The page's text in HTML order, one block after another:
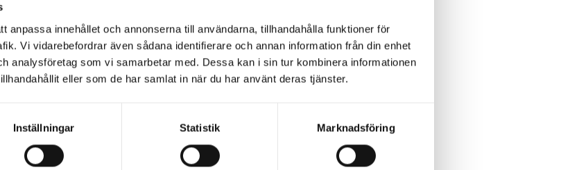
anpassa innehållet och annonserna till användarna, tillhandahålla funktioner för
Vi vidarebefordrar även sådana identifierare och annan information från din enhet
analysföretag som vi samarbetar med. Dessa kan i sin tur kombinera informationen
eller som de har samlat in när du har använt deras tjänster.
Inställningar Statistik Marknadsföring
på marken under de fem dagar då övningen ägde rum.
mental förberedelse
på Vesper Group och ansvarade för övningen:
förberedelse hos Avarns mobila ordningsvakter att hantera en
sig på angreppsplatser, men eftersom det inte alltid kan